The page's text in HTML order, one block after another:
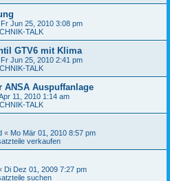
Fr Jun 25, 2010 3:08 pm
TALK
GTV6 mit Klima
Fr Jun 25, 2010 2:41 pm
TALK
ANSA Auspuffanlage
11, 2010 1:14 am
TALK
« Mo Mär 01, 2010 8:57 pm
verkaufen
Di Dez 01, 2009 7:27 pm
suchen